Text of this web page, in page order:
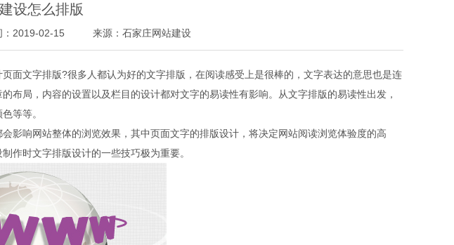
3 4
设怎么排版
：2019-02-15 来源：石家庄网站建设
页面文字排版?很多人都认为好的文字排版，在阅读感受上是很棒的，文字表达的意思也是连
布局，内容的设置以及栏目的设计都对文字的易读性有影响。从文字排版的易读性出发，
等等。
影响网站整体的浏览效果，其中页面文字的排版设计，将决定网站阅读浏览体验度的高
作时文字排版设计的一些技巧极为重要。